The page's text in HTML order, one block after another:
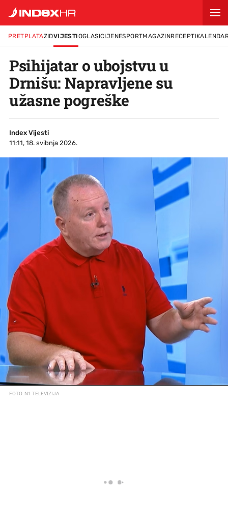
PRETPLATAZIDVIJESTIOGLASICIJENESPORTMAGAZINRECEPTI
Psihijatar o ubojstvu u
Drnišu: Napravljene su
užasne pogreške
Index Vijesti
11:11, 18. svibnja 2026.
FOTO: N1 TELEVIZIJA